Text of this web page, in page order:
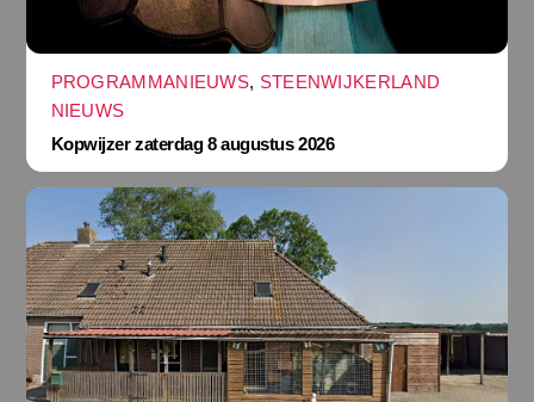
PROGRAMMANIEUWS, STEENWIJKERLAND
NIEUWS
Kopwijzer zaterdag 8 augustus 2026